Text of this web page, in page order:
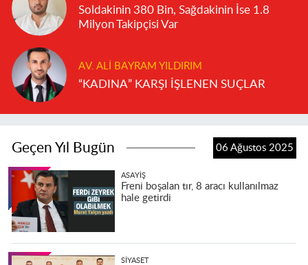
Soldakinin 380 Bin, Sağdakinin İse 1.8
Milyon Takipçisi Var
AV. ALI BAYRAM YILDIRIM
“KADINA” KARŞI İŞLENEN SUÇLAR
Geçen Yıl Bugün 06 Ağustos 2025
ASAYIŞ
Freni boşalan tır, 8 aracı kullanılmaz
hale getirdi
SIYASET